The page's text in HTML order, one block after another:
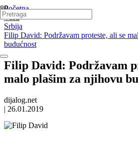
Početna
Vesti
Srbija
Filip David: Podržavam proteste, ali se
budućnost
Filip David: Podržavam
malo plašim za njihovu
dijalog.net
| 26.01.2019